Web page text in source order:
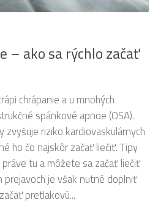
– ako sa rýchlo začať
chrápanie a u mnohých
spánkové apnoe (OSA).
zvyšuje riziko kardiovaskulárnych
ho čo najskôr začať liečiť. Tipy
tu a môžete sa začať liečiť
prejavoch je však nutné doplniť
pretlakovú...